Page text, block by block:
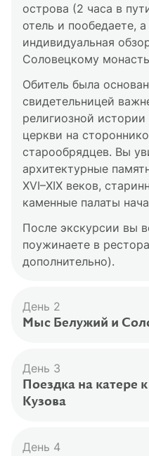
острова (2 часа в
отель и пообедаете,
индивидуальная
Соловецкому
Обитель была
свидетельницей
религиозной
церкви на
старообрядцев. Вы
архитектурные
XVI–XIX веков,
каменные палаты
После экскурсии вы
поужинаете в
дополнительно).
День 2
Мыс Белужий и
индивидуальную
экскурсию по
посетите
Савватиевский скит,
День 3
Поездка на катере
Кузова
вы на скоростном
День 4